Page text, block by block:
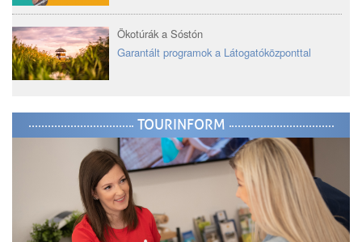
Ökotúrák a Sóstón
Garantált programok a Látogatóközponttal
TOURINFORM